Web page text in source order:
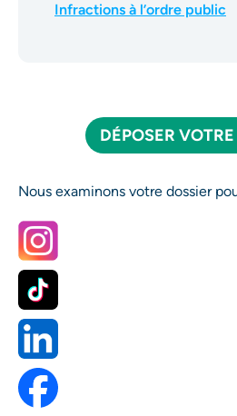
Infractions à l’ordre public
DÉPOSER
Nous examinons votre dossier